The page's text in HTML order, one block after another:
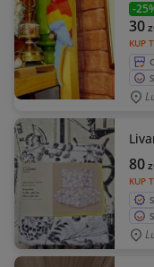
-
KUP
30
KUP
80